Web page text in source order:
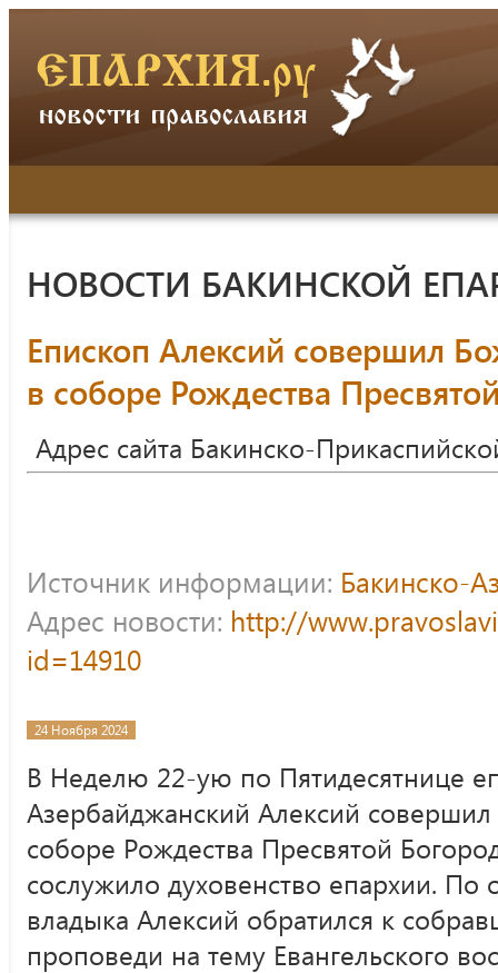
НОВОСТИ БАКИНСКОЙ
Епископ Алексий совершил
в соборе Рождества
Адрес сайта Бакинско-
Источник информации: Бакинско-
Адрес новости: http://
id=14910
24 Ноября 2024
В Неделю 22-ую по Пятидесятнице
Азербайджанский Алексий
соборе Рождества Пресвятой
сослужило духовенство епархии. По
владыка Алексий обратился к
проповеди на тему Евангельского